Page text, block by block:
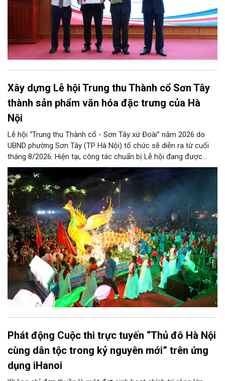
Xây dựng Lễ hội Trung thu Thành cổ Sơn Tây
thành sản phẩm văn hóa đặc trưng của Hà
Nội
Lễ hội “Trung thu Thành cổ - Sơn Tây xứ Đoài” năm 2026 do
UBND phường Sơn Tây (TP Hà Nội) tổ chức sẽ diễn ra từ cuối
tháng 8/2026. Hiện tại, công tác chuẩn bị Lễ hội đang được
chính quyền phường Sơn Tây cùng các phòng, ban, ngành, đơn
vị và 25 tổ dân phố khẩn trương triển khai, tạo khí thế sôi nổi,
sẵn sàng mang đến cho Nhân dân và du khách một mùa Trung
thu quy mô, đặc sắc và giàu bản sắc văn hóa xứ Đoài.
Phát động Cuộc thi trực tuyến “Thủ đô Hà Nội
cùng dân tộc trong kỷ nguyên mới” trên ứng
dụng iHanoi